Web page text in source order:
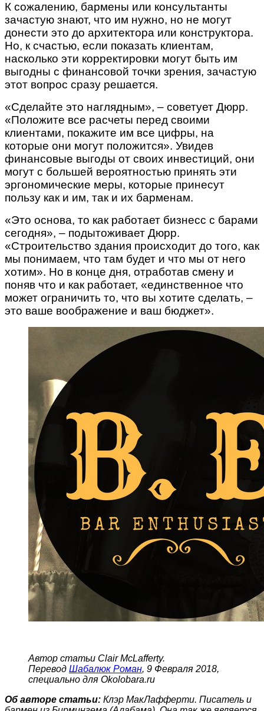
К сожалению, бармены или консультанты
зачастую знают, что им нужно, но не могут
донести это до архитектора или конструктора.
Но, к счастью, если показать клиентам,
насколько эти корректировки могут быть им
выгодны с финансовой точки зрения, зачастую
этот вопрос сразу решается.
«Сделайте это наглядным», – советует Дюрр.
«Положите все расчеты перед своими
клиентами, покажите им все цифры, на
которые они могут положится». Увидев
финансовые выгоды от своих инвестиций, они
могут с большей вероятностью принять эти
эргономические меры, которые принесут
пользу как и им, так и их барменам.
«Это основа, то как работает бизнесс с барами
сегодня», – подытоживает Дюрр.
«Строительство здания происходит до того, как
мы понимаем, что там будет и что мы от него
хотим». Но в конце дня, отработав смену и
поняв что и как работает, «единственное что
может ограничить то, что вы хотите сделать, –
это ваше воображение и ваш бюджет».
Автор статьи Clair McLafferty.
Перевод Шабалюк Роман, 9 Февраля 2018,
специально для Okolobara.ru
Об авторе статьи: Клэр МакЛафферти. Писатель и